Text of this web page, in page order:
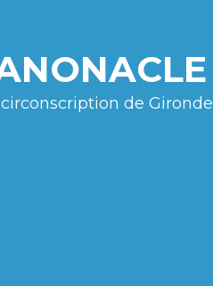
de Gironde